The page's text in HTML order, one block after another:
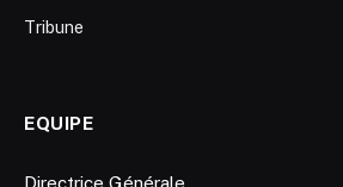
Tribune
EQUIPE
Directrice Générale